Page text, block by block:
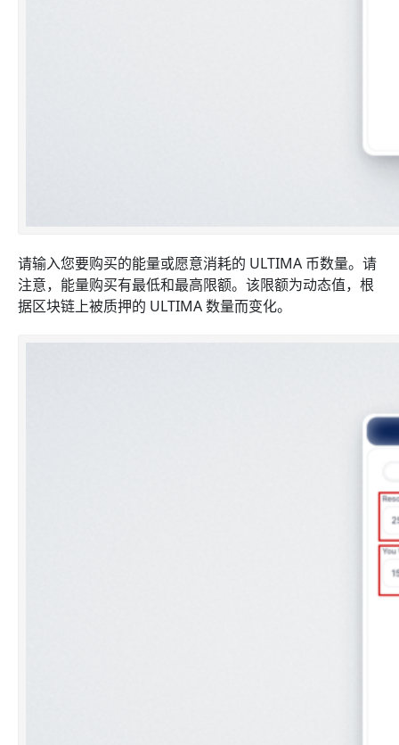
请输入您要购买的能量或愿意消耗的 ULTIMA 币数量。 请
注意，能量购买有最低和最高限额。该限额为动态值，根
据区块链上被质押的 ULTIMA 数量而变化。